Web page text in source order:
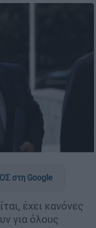
στη Google
έχει κανόνες
για όλους